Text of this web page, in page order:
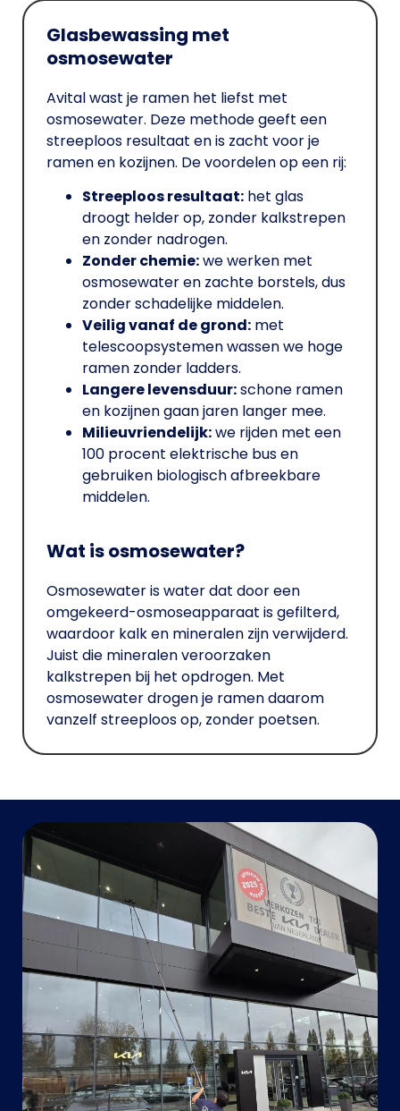
Glasbewassing met
osmosewater
Avital wast je ramen het liefst met
osmosewater. Deze methode geeft een
streeploos resultaat en is zacht voor je
ramen en kozijnen. De voordelen op een rij:
Streeploos resultaat: het glas
droogt helder op, zonder kalkstrepen
en zonder nadrogen.
Zonder chemie:we werken met
osmosewater en zachte borstels, dus
zonder schadelijke middelen.
Veilig vanaf de grond: met
telescoopsystemen wassen we hoge
ramen zonder ladders.
Langere levensduur:schone ramen
en kozijnen gaan jaren langer mee.
Milieuvriendelijk:we rijden met een
100 procent elektrische bus en
gebruiken biologisch afbreekbare
middelen.
Wat is osmosewater?
Osmosewater is water dat door een
omgekeerd-osmoseapparaat is gefilterd,
waardoor kalk en mineralen zijn verwijderd.
Juist die mineralen veroorzaken
kalkstrepen bij het opdrogen. Met
osmosewater drogen je ramen daarom
vanzelf streeploos op, zonder poetsen.